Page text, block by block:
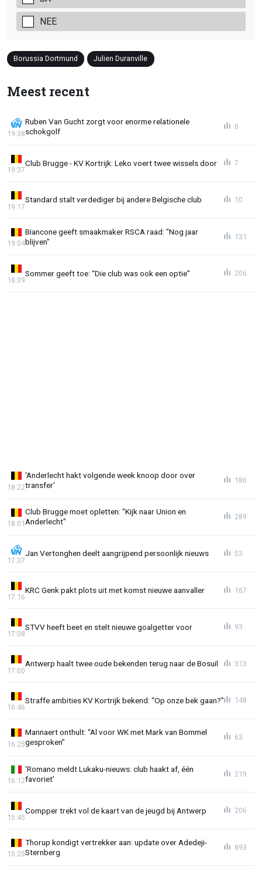
NEE
Borussia Dortmund Julien Duranville
Meest recent
Ruben Van Gucht zorgt voor enorme relationele
schokgolf
19:38
0
Club Brugge - KV Kortrijk: Leko voert twee wissels door
19:37
7
Standard stalt verdediger bij andere Belgische club
19:17
10
Biancone geeft smaakmaker RSCA raad: "Nog jaar
blijven"
19:04
131
Sommer geeft toe: “Die club was ook een optie”
18:39
206
'Anderlecht hakt volgende week knoop door over
transfer'
18:22
186
Club Brugge moet opletten: "Kijk naar Union en
Anderlecht"
18:01
289
Jan Vertonghen deelt aangrijpend persoonlijk nieuws
17:37
53
KRC Genk pakt plots uit met komst nieuwe aanvaller
17:16
167
STVV heeft beet en stelt nieuwe goalgetter voor
17:08
93
Antwerp haalt twee oude bekenden terug naar de Bosuil
17:00
313
Straffe ambities KV Kortrijk bekend: “Op onze bek gaan?”
16:46
148
Mannaert onthult: “Al voor WK met Mark van Bommel
gesproken”
16:25
63
‘Romano meldt Lukaku-nieuws: club haakt af, één
favoriet’
16:12
219
Compper trekt vol de kaart van de jeugd bij Antwerp
15:45
206
Thorup kondigt vertrekker aan: update over Adedeji-
Sternberg
15:25
893